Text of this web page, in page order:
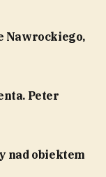
Nawrockiego,
Peter
nad obiektem